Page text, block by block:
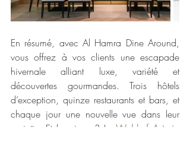
En résumé, avec Al Hamra Dine Around,
vous offrez à vos clients une escapade
hivernale alliant luxe, variété et
découvertes gourmandes. Trois hôtels
d’exception, quinze restaurants et bars, et
chaque jour une nouvelle vue dans leur
assiette. Et le mieux ? Le Waldorf Astoria